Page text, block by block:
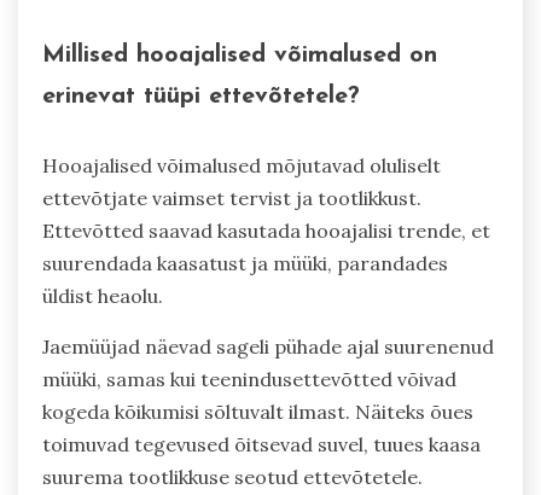
Millised hooajalised võimalused on
erinevat tüüpi ettevõtetele?
Hooajalised võimalused mõjutavad oluliselt
ettevõtjate vaimset tervist ja tootlikkust.
Ettevõtted saavad kasutada hooajalisi trende, et
suurendada kaasatust ja müüki, parandades
üldist heaolu.
Jaemüüjad näevad sageli pühade ajal suurenenud
müüki, samas kui teenindusettevõtted võivad
kogeda kõikumisi sõltuvalt ilmast. Näiteks õues
toimuvad tegevused õitsevad suvel, tuues kaasa
suurema tootlikkuse seotud ettevõtetele.